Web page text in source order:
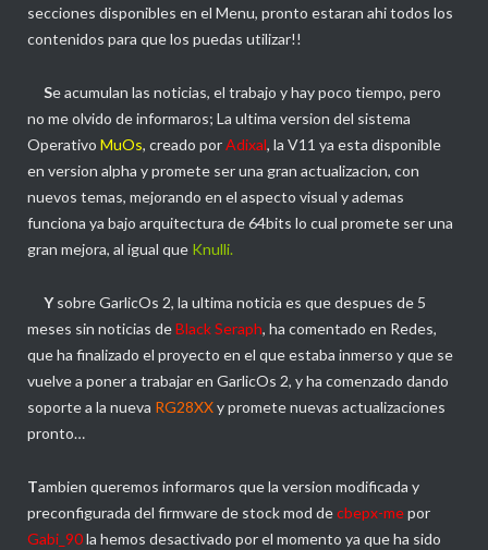
secciones disponibles en el Menu, pronto estaran ahi todos los
contenidos para que los puedas utilizar!!
Se acumulan las noticias, el trabajo y hay poco tiempo, pero
no me olvido de informaros; La ultima version del sistema
Operativo MuOs, creado porAdixal, la V11 ya esta disponible
en version alpha y promete ser una gran actualizacion, con
nuevos temas, mejorando en el aspecto visual y ademas
funciona ya bajo arquitectura de 64bits lo cual promete ser una
gran mejora, al igual que Knulli.
Ysobre GarlicOs 2, la ultima noticia es que despues de 5
meses sin noticias deBlack Seraph, ha comentado en Redes,
que ha finalizado el proyecto en el que estaba inmerso y que se
vuelve a poner a trabajar en GarlicOs 2, y ha comenzado dando
soporte a la nueva RG28XXy promete nuevas actualizaciones
pronto…
Tambien queremos informaros que la version modificada y
preconfigurada del firmware de stock mod decbepx-mepor
Gabi_90la hemos desactivado por el momento ya que ha sido